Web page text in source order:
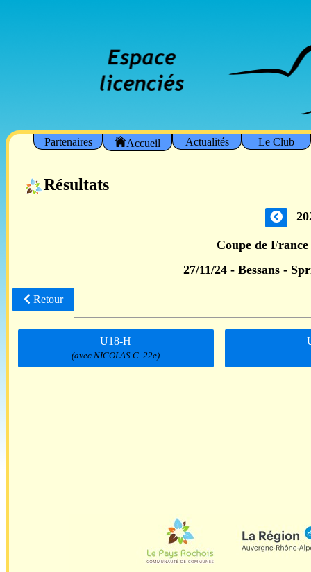
Partenaires Accueil Actualités Le Club
Résultats
Coupe de
27/11/24 - Bessans -
Retour
U18-H
(avec NICOLAS C. 22e)